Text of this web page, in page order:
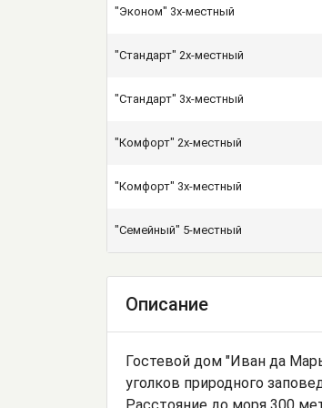
"Эконом" 3х-местный
"Стандарт" 2х-местный
"Стандарт" 3х-местный
"Комфорт" 2х-местный
"Комфорт" 3х-местный
"Семейный" 5-местный
Описание
Гостевой дом "Иван да
уголков природного